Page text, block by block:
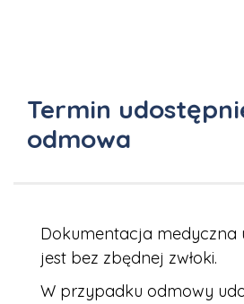
Termin
odmowa
Dokumentacja medyczna
jest bez zbędnej zwłoki.
W przypadku odmowy